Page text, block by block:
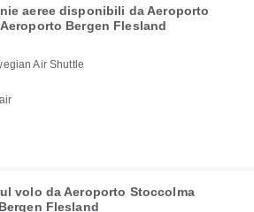
aeree disponibili da Aeroporto
Bergen Flesland
Air Shuttle
volo da Aeroporto Stoccolma
Flesland